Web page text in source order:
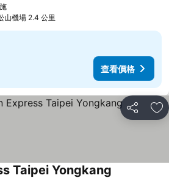
山機場 2.4 公里
查看價格
分享 放
Taipei Yongkang